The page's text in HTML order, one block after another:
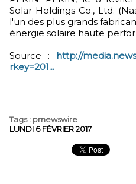
Solar Holdings Co., Ltd.
l'un des plus grands
énergie solaire haute
Source : http://
rkey=201...
Tags: prnewswire
LUNDI 6 FÉVRIER 2017